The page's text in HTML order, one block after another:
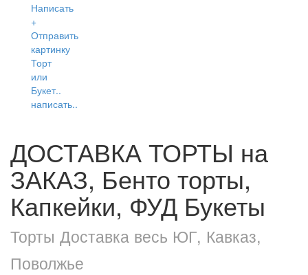
написать..
ДОСТАВКА ТОРТЫ на
ЗАКАЗ, Бенто торты,
Капкейки, ФУД Букеты
Торты Доставка весь ЮГ, Кавказ,
Поволжье